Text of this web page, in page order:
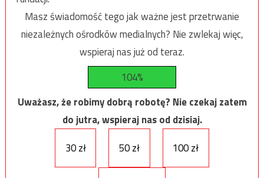
Masz świadomość tego jak ważne jest przetrwanie
niezależnych ośrodków medialnych? Nie zwlekaj więc,
wspieraj nas już od teraz.
104%
Uważasz, że robimy dobrą robotę? Nie czekaj zatem
do jutra, wspieraj nas od dzisiaj.
30 zł
50 zł 100 zł